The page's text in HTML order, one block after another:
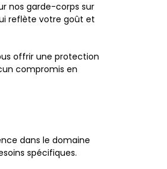
nos garde-corps sur
reflète votre goût et
offrir une protection
compromis en
dans le domaine
spécifiques.